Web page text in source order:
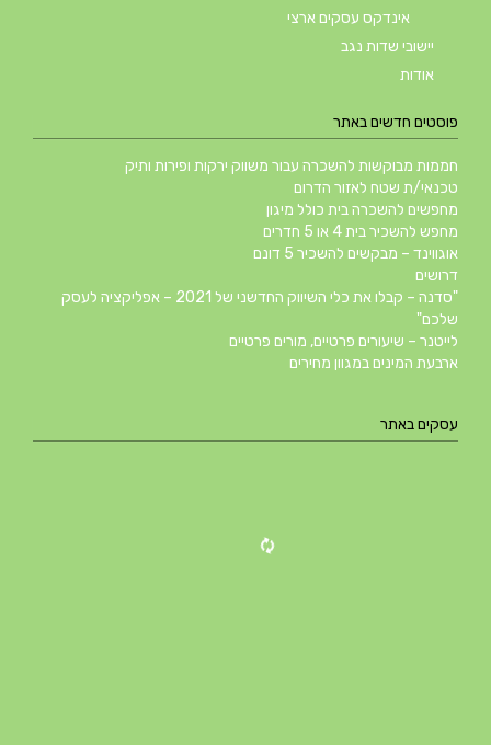
אינדקס עסקים ארצי
יישובי שדות נגב
אודות
פוסטים חדשים באתר
חממות מבוקשות להשכרה עבור משווק ירקות ופירות ותיק
טכנאי/ת שטח לאזור הדרום
מחפשים להשכרה בית כולל מיגון
מחפש להשכיר בית 4 או 5 חדרים
אוגווינד – מבקשים להשכיר 5 דונם
דרושים
"סדנה – קבלו את כלי השיווק החדשני של 2021 – אפליקציה לעסק
שלכם"
לייטנר – שיעורים פרטיים, מורים פרטיים
ארבעת המינים במגוון מחירים
עסקים באתר